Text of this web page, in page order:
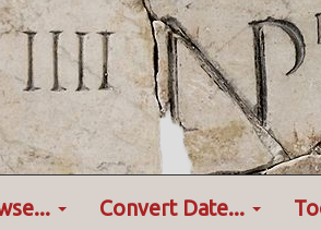
Convert Date...